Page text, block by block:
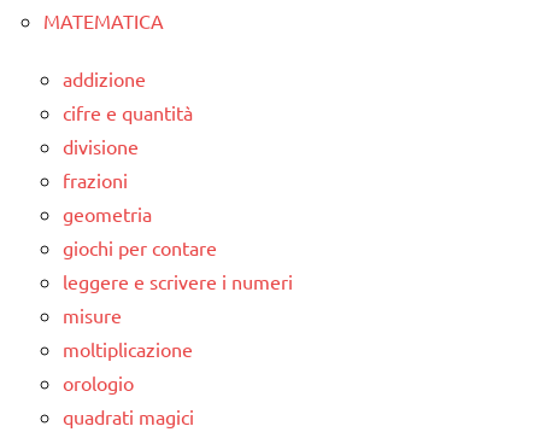
MATEMATICA
addizione
cifre e quantità
divisione
frazioni
geometria
giochi per contare
leggere e scrivere i numeri
misure
moltiplicazione
orologio
quadrati magici